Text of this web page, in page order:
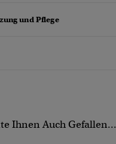
und Pflege
Ihnen Auch Gefallen...